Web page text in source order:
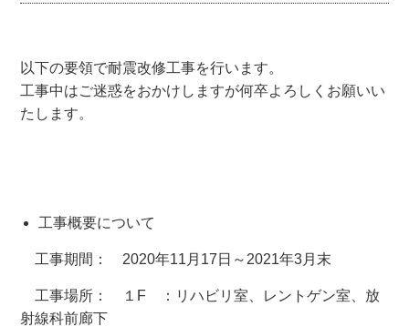
以下の要領で耐震改修工事を行います。
工事中はご迷惑をおかけしますが何卒よろしくお願いい
たします。
工事概要について
工事期間： 2020年11 月 17 日～ 2021年3月末
工事場所： １ F ：リハビリ室、レントゲン室、放
射線科前廊下